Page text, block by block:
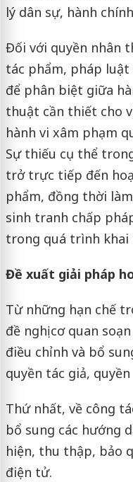
lý dân sự, hành
Đối với quyền nhân
tác phẩm, pháp luật
để phân biệt giữa
thuật cần thiết cho
hành vi xâm phạm
Sự thiếu cụ thể
trở trực tiếp đến
phẩm, đồng thời
sinh tranh chấp
trong quá trình khai
Đề xuất giải pháp
Từ những hạn chế
đề nghị cơ quan
điều chỉnh và bổ
quyền tác giả,
Thứ nhất, về công
bổ sung các hướng
hiện, thu thập, bảo
điện tử.